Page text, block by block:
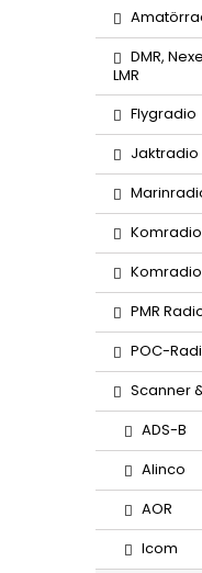
DMR,
LMR
Flygradio
Jaktradio
PMR
POC-
Scanner
ADS-B
Alinco
AOR
Icom